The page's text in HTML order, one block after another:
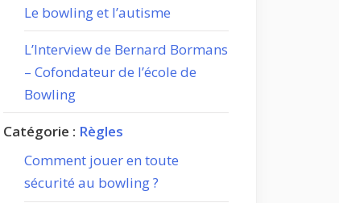
Le bowling et l’autisme
L’Interview de Bernard Bormans
– Cofondateur de l’école de
Bowling
Catégorie : Règles
Comment jouer en toute
sécurité au bowling ?